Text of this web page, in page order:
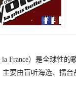
France）是全球性的
主要由盲听海选、擂台